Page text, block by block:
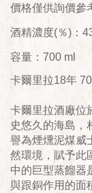
價格僅供詢價參
酒精濃度(％)：
容量：700 ml
卡爾里拉18年
卡爾里拉酒廠位
史悠久的海島，
譽為煙燻泥煤威
然環境，賦予此
中的巨型蒸餾器
與跟銅作用的面